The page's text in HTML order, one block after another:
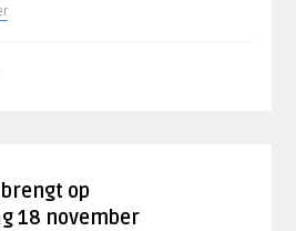
brengt op
18 november